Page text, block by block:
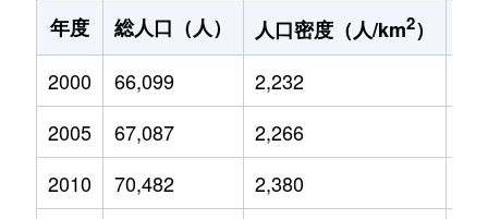
年度
総人口（人） 人口密度（人/km2）
2000
66,099 2,232
2005
67,087 2,266
2010
70,482 2,380